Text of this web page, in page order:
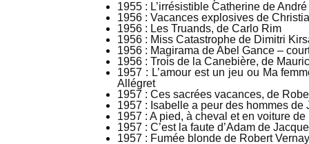
1955 : L’irrésistible Catherine de
1956 : Vacances explosives de
1956 : Les Truands, de Carlo Rim
1956 : Miss Catastrophe de Dimitri
1956 : Magirama de Abel Gance –
1956 : Trois de la Canebière, de
1957 : L’amour est un jeu ou Ma
Allégret
1957 : Ces sacrées vacances, de
1957 : Isabelle a peur des hommes de
1957 : A pied, à cheval et en voiture
1957 : C’est la faute d’Adam de
1957 : Fumée blonde de Robert Vernay